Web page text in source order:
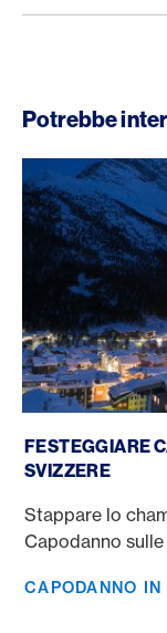
Potrebbe
FESTEGGIARE
SVIZZERE
Stappare lo
Capodanno
CAPODANNO